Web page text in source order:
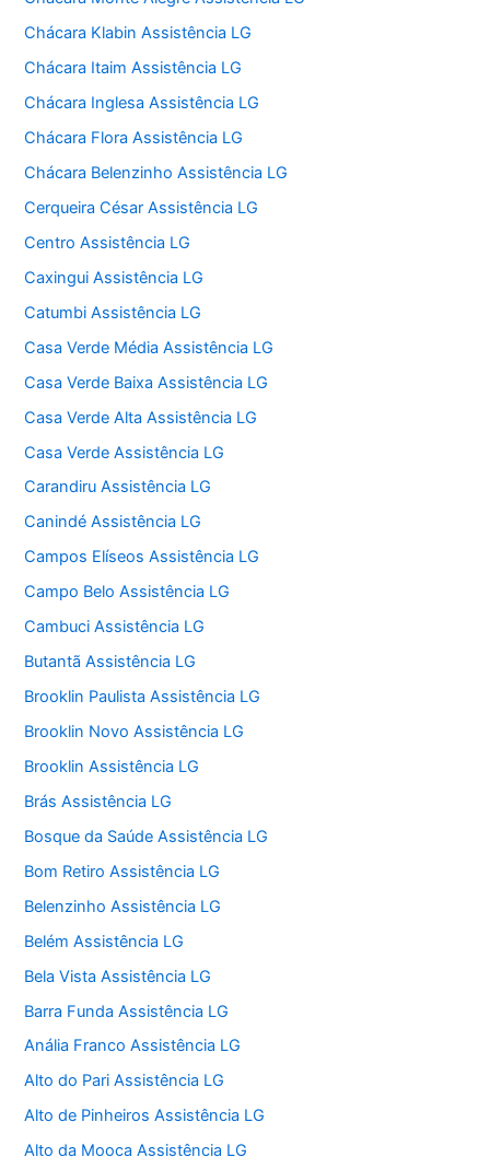
Chácara Klabin Assistência LG
Chácara Itaim Assistência LG
Chácara Inglesa Assistência LG
Chácara Flora Assistência LG
Chácara Belenzinho Assistência LG
Cerqueira César Assistência LG
Centro Assistência LG
Caxingui Assistência LG
Catumbi Assistência LG
Casa Verde Média Assistência LG
Casa Verde Baixa Assistência LG
Casa Verde Alta Assistência LG
Casa Verde Assistência LG
Carandiru Assistência LG
Canindé Assistência LG
Campos Elíseos Assistência LG
Campo Belo Assistência LG
Cambuci Assistência LG
Butantã Assistência LG
Brooklin Paulista Assistência LG
Brooklin Novo Assistência LG
Brooklin Assistência LG
Brás Assistência LG
Bosque da Saúde Assistência LG
Bom Retiro Assistência LG
Belenzinho Assistência LG
Belém Assistência LG
Bela Vista Assistência LG
Barra Funda Assistência LG
Anália Franco Assistência LG
Alto do Pari Assistência LG
Alto de Pinheiros Assistência LG
Alto da Mooca Assistência LG